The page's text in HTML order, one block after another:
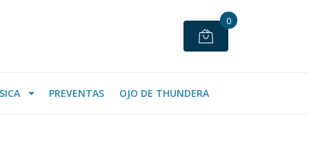
0
PREVENTAS OJO DE THUNDERA